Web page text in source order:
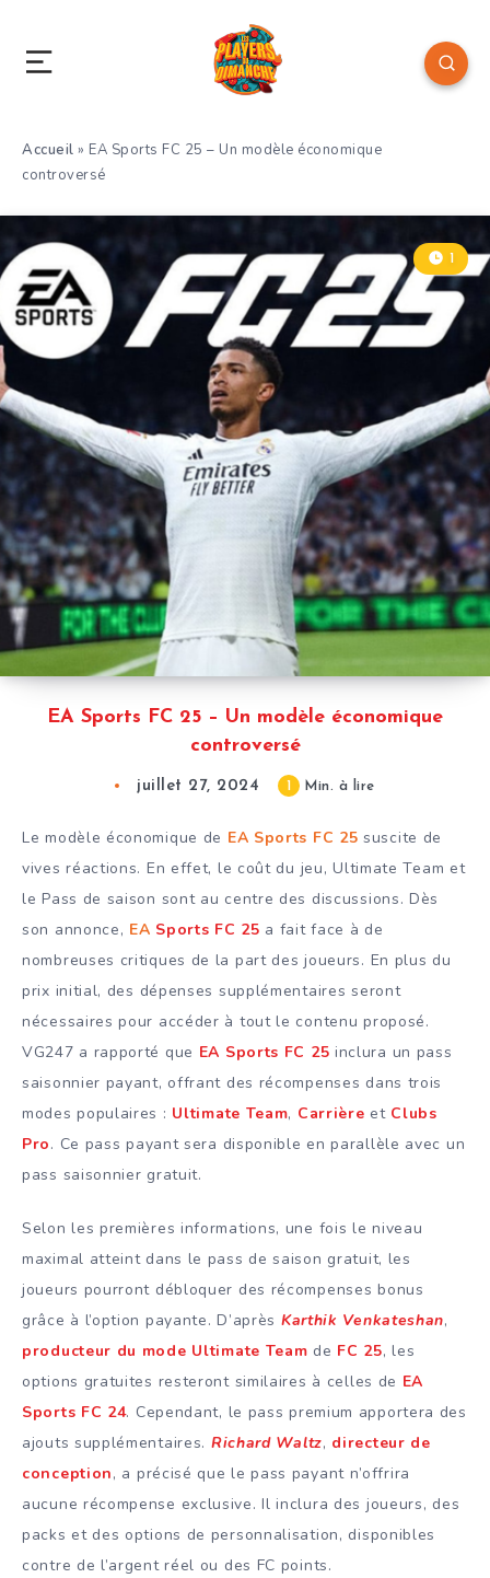
Accueil » EA Sports FC 25 – Un modèle économique
controversé
EA Sports FC 25 – Un modèle économique
controversé
1
juillet 27, 2024 1 Min. à lire
Le modèle économique de EA Sports FC 25 suscite de
vives réactions. En effet, le coût du jeu, Ultimate Team et
le Pass de saison sont au centre des discussions. Dès
son annonce, EA Sports FC 25 a fait face à de
nombreuses critiques de la part des joueurs. En plus du
prix initial, des dépenses supplémentaires seront
nécessaires pour accéder à tout le contenu proposé.
VG247 a rapporté que EA Sports FC 25 inclura un pass
saisonnier payant, offrant des récompenses dans trois
modes populaires : Ultimate Team, Carrière et Clubs
Pro. Ce pass payant sera disponible en parallèle avec un
pass saisonnier gratuit.
Selon les premières informations, une fois le niveau
maximal atteint dans le pass de saison gratuit, les
joueurs pourront débloquer des récompenses bonus
grâce à l’option payante. D’après Karthik Venkateshan,
producteur du mode Ultimate Team de FC 25, les
options gratuites resteront similaires à celles de EA
Sports FC 24. Cependant, le pass premium apportera des
ajouts supplémentaires. Richard Waltz, directeur de
conception, a précisé que le pass payant n’offrira
aucune récompense exclusive. Il inclura des joueurs, des
packs et des options de personnalisation, disponibles
contre de l’argent réel ou des FC points.